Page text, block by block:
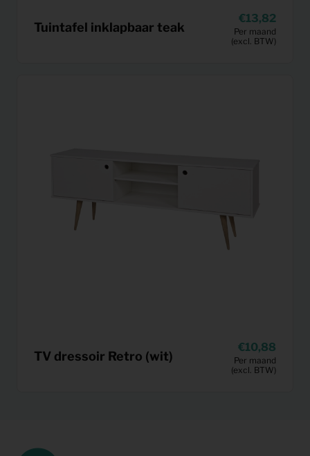
Tuintafel inklapbaar teak
13,82
Per maand
(excl. BTW)
TV dressoir Retro (wit)
10,88
Per maand
(excl. BTW)